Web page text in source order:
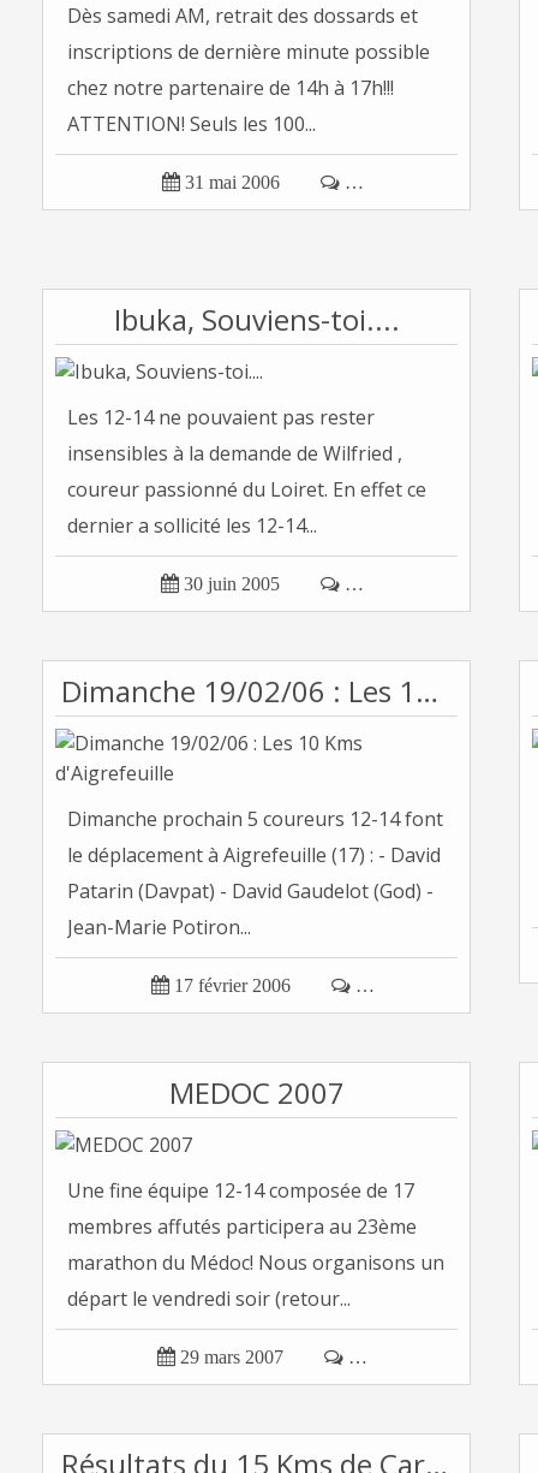
Dès samedi AM, retrait des dossards et
inscriptions de dernière minute possible
chez notre partenaire de 14h à 17h!!!
ATTENTION! Seuls les 100...
 31 mai 2006  …
Ibuka, Souviens-toi....
Les 12-14 ne pouvaient pas rester
insensibles à la demande de Wilfried ,
coureur passionné du Loiret. En effet ce
dernier a sollicité les 12-14...
 30 juin 2005  …
Dimanche 19/02/06 : Les 10 Kms d'Aigrefeuille
Dimanche prochain 5 coureurs 12-14 font
le déplacement à Aigrefeuille (17) : - David
Patarin (Davpat) - David Gaudelot (God) -
Jean-Marie Potiron...
 17 février 2006  …
MEDOC 2007
Une fine équipe 12-14 composée de 17
membres affutés participera au 23ème
marathon du Médoc! Nous organisons un
départ le vendredi soir (retour...
 29 mars 2007  …
Résultats du 15 Kms de Carrefour, Le 26/02/2006